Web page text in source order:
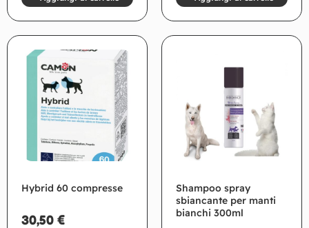
Hybrid 60 compresse
30,50 €
Shampoo spray
sbiancante per manti
bianchi 300ml